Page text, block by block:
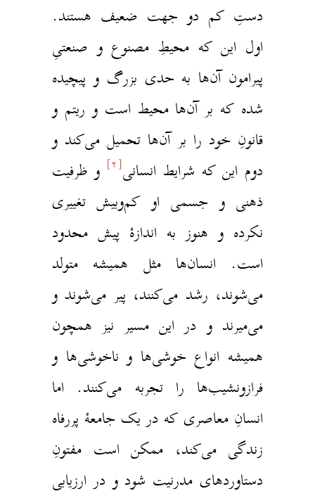
دستِ کم دو جهت ضعیف هستند.
اول این ‌که محیطِ مصنوع و صنعتیِ
پیرامون آن‌ها به حدی بزرگ و پیچیده
شده که بر آن‌ها محیط است و ریتم و
قانونِ خود را بر آن‌ها تحمیل می‌کند و
دوم این‌ که شرایط انسانی[۲] و ظرفیت
ذهنی و جسمی او کم‌و‌بیش تغییری
نکرده و هنوز به اندازهٔ پیش محدود
است. انسان‌ها مثل همیشه متولد
می‌شوند، رشد می‌کنند، پیر می‌شوند و
می‌میرند و در این مسیر نیز همچون
همیشه انواع خوشی‌ها و ناخوشی‌ها و
فرازونشیب‌ها را تجربه می‌کنند. اما
انسانِ معاصری که در یک جامعهٔ پررفاه
زندگی می‌کند، ممکن است مفتونِ
دستاوردهای مدرنیت شود و در ارزیابی